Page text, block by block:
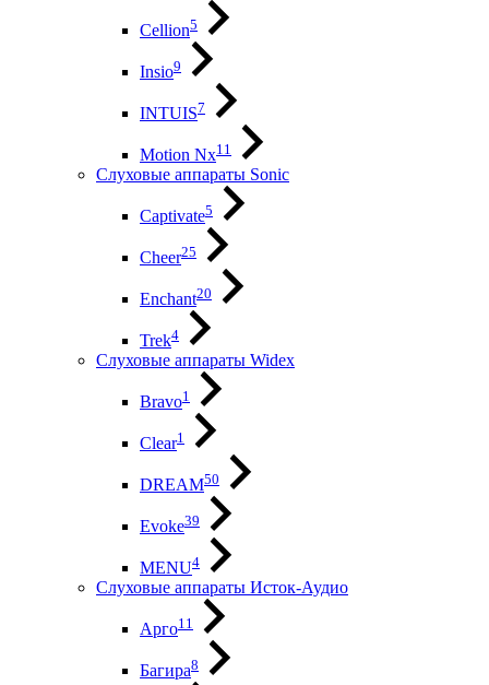
Cellion5
Insio9
INTUIS7
Motion Nx11
Слуховые аппараты Sonic
Captivate5
Cheer25
Enchant20
Trek4
Слуховые аппараты Widex
Bravo1
Clear1
DREAM50
Evoke39
MENU4
Слуховые аппараты Исток-Аудио
Арго11
Багира8